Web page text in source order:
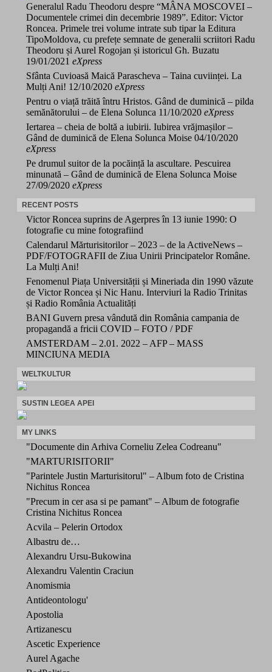
Generalul Radu Theodoru despre “MÂNA MOSCOVEI –
Documentele crimei din decembrie 1989”. Editor: Victor
Roncea. Primele trei volume intrate sub tipar la Editura
TipoMoldova, cu prefețe semnate de generalii scriitori Radu
Theodoru și Aurel Rogojan și istoricul Gh. Buzatu
19/01/2021 eXpress
Sfânta Cuvioasă Maică Parascheva – Taina cuviinței. La
Mulți Ani! 12/10/2020 eXpress
Pentru o viață trăită întru Hristos. Gând de duminică – pilda
semănătorului – de Elena Solunca 11/10/2020 eXpress
Iertarea – cheia de boltă a iubirii. Iubirea vrăjmașilor –
Gând de duminică de Elena Solunca Moise 04/10/2020
eXpress
Pe drumul suitor de la pocăință la ascultare. Pescuirea
minunată – Gând de duminică de Elena Solunca Moise
27/09/2020 eXpress
RECENT POSTS
Victor Roncea suprins de Agerpres în 13 iunie 1990: O
fotografie cu mine fotografiind
Calendarul Mărturisitorilor – 2023 – de la ActiveNews –
PDF/FOTOGRAFII de Ziua Unirii Principatelor Române.
La Mulți Ani!
Fenomenul Piața Universității și Mineriada din 1990 văzute
de Victor Roncea și Nic Hanu. Interviuri la Radio Trinitas
și Radio România Actualități
BANI Guvern presa vândută din România campania de
propagandă a fricii COVID – FOTO / PDF
AMSTERDAM – 2.01. 2022 – AFP – MASS
MINCIUNA MEDIA
WELTKULTUR
SUSTIN LEGEA APEI
MY LINKS
"Documente din Arhiva Corneliu Zelea Codreanu"
"MARTURISITORII"
"Parintele Justin Marturisitorul" – Album foto de Cristina
Nichitus Roncea
"Precum in cer asa si pe pamant" – Album de fotografie
Cristina Nichitus Roncea
Acvila – Pelerin Ortodox
Albastru de…
Alexandru Ursu-Bukowina
Alexandru Valentin Craciun
Anomismia
Antideontologu'
Apostolia
Artizanescu
Ascetic Experience
Aurel Agache